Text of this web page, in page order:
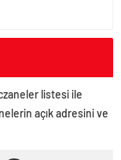
listesi ile
açık adresini ve